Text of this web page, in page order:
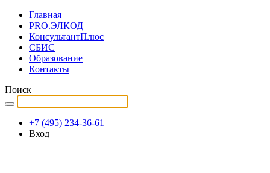
Главная
PRO.ЭЛКОД
КонсультантПлюс
СБИС
Образование
Контакты
Поиск
+7 (495) 234-36-61
Вход